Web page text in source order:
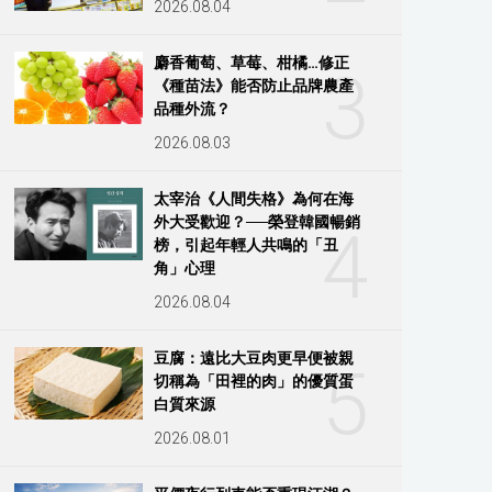
2026.08.04
3
麝香葡萄、草莓、柑橘…修正
《種苗法》能否防止品牌農產
品種外流？
2026.08.03
4
太宰治《人間失格》為何在海
外大受歡迎？──榮登韓國暢銷
榜，引起年輕人共鳴的「丑
角」心理
2026.08.04
5
豆腐：遠比大豆肉更早便被親
切稱為「田裡的肉」的優質蛋
白質來源
2026.08.01